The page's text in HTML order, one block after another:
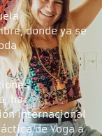
donde ya se
ha
internacional
de Yoga a